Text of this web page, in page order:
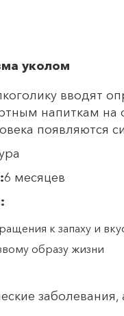
уколом
вводят
напиткам на
появляются
6 месяцев
к запаху и
образу жизни